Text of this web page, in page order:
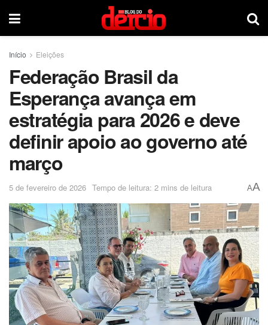
Início Eleições
Federação Brasil da
Esperança avança em
estratégia para 2026 e deve
definir apoio ao governo até
março
5 de fevereiro de 2026 Tempo de leitura: 2 mins de leitura AA